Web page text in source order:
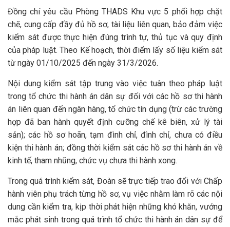
Đồng chí yêu cầu Phòng THADS Khu vực 5 phối hợp chặt
chẽ, cung cấp đầy đủ hồ sơ, tài liệu liên quan, bảo đảm việc
kiểm sát được thực hiện đúng trình tự, thủ tục và quy định
của pháp luật. Theo Kế hoạch, thời điểm lấy số liệu kiểm sát
từ ngày 01/10/2025 đến ngày 31/3/2026.
Nội dung kiểm sát tập trung vào việc tuân theo pháp luật
trong tổ chức thi hành án dân sự đối với các hồ sơ thi hành
án liên quan đến ngân hàng, tổ chức tín dụng (trừ các trường
hợp đã ban hành quyết định cưỡng chế kê biên, xử lý tài
sản); các hồ sơ hoãn, tạm đình chỉ, đình chỉ, chưa có điều
kiện thi hành án; đồng thời kiểm sát các hồ sơ thi hành án về
kinh tế, tham nhũng, chức vụ chưa thi hành xong.
Trong quá trình kiểm sát, Đoàn sẽ trực tiếp trao đổi với Chấp
hành viên phụ trách từng hồ sơ, vụ việc nhằm làm rõ các nội
dung cần kiểm tra, kịp thời phát hiện những khó khăn, vướng
mắc phát sinh trong quá trình tổ chức thi hành án dân sự để